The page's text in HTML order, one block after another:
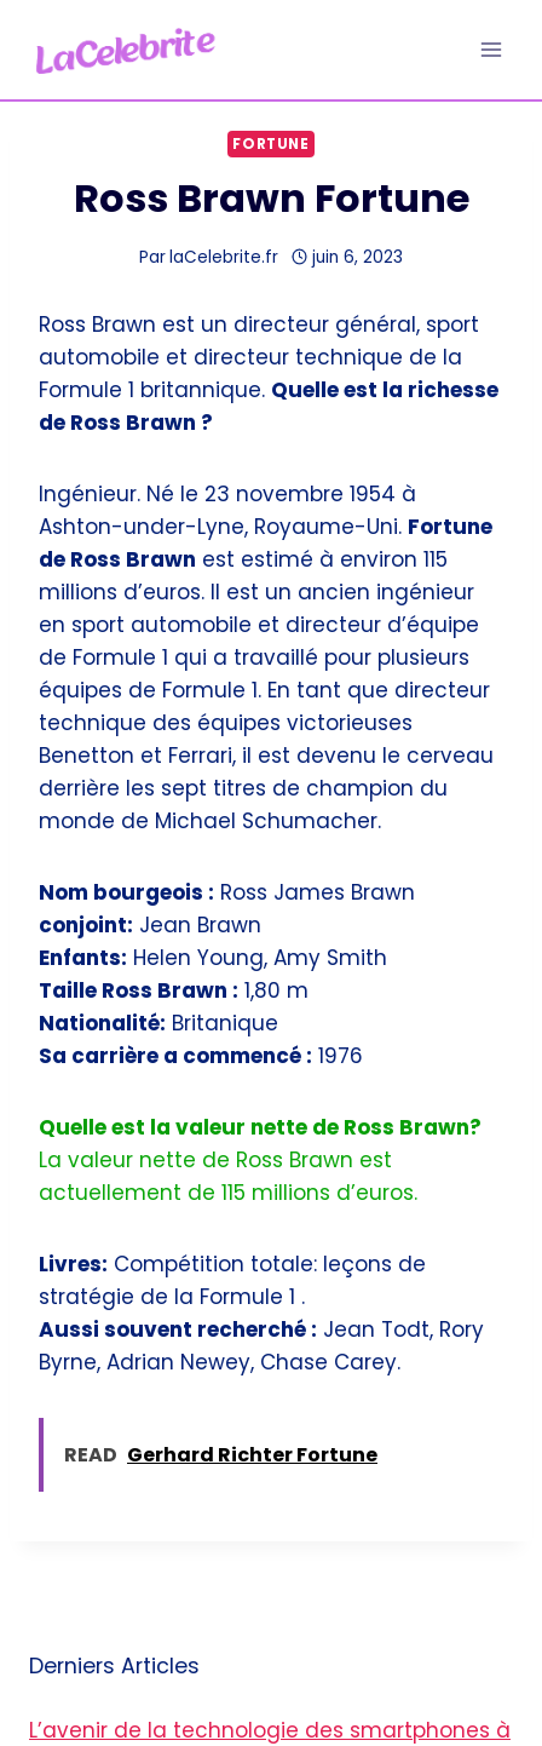
contenu
FORTUNE
Ross Brawn Fortune
ParlaCelebrite.fr juin 6, 2023
Ross Brawn est un directeur général, sport
automobile et directeur technique de la
Formule 1 britannique. Quelle est la richesse
de Ross Brawn ?
Ingénieur. Né le 23 novembre 1954 à
Ashton-under-Lyne, Royaume-Uni. Fortune
de Ross Brawn est estimé à environ 115
millions d’euros. Il est un ancien ingénieur
en sport automobile et directeur d’équipe
de Formule 1 qui a travaillé pour plusieurs
équipes de Formule 1. En tant que directeur
technique des équipes victorieuses
Benetton et Ferrari, il est devenu le cerveau
derrière les sept titres de champion du
monde de Michael Schumacher.
Nom bourgeois : Ross James Brawn
conjoint: Jean Brawn
Enfants: Helen Young, Amy Smith
Taille Ross Brawn : 1,80 m
Nationalité: Britanique
Sa carrière a commencé : 1976
Quelle est la valeur nette de Ross Brawn?
La valeur nette de Ross Brawn est
actuellement de 115 millions d’euros.
Livres: Compétition totale: leçons de
stratégie de la Formule 1 .
Aussi souvent recherché : Jean Todt, Rory
Byrne, Adrian Newey, Chase Carey.
READ Gerhard Richter Fortune
Derniers Articles
L’avenir de la technologie des smartphones à